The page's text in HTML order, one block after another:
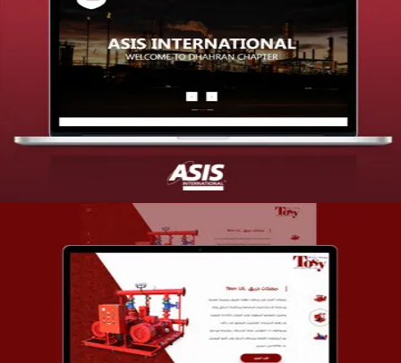
تصميم موقع شركة asis
التفاصيل
تصميم شركة قمة الأنظمة TOSY
التفاصيل